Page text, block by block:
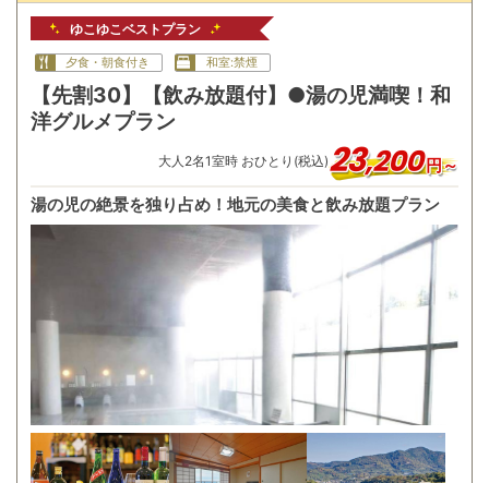
ゆこゆこベストプラン
夕食・朝食付き 和室:禁煙
【先割30】【飲み放題付】●湯の児満喫！和
洋グルメプラン
大人 2名1室時 おひとり(税込)23,200円～
湯の児の絶景を独り占め！地元の美食と飲み放題プラン